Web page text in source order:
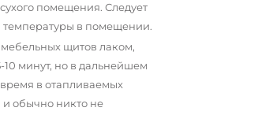
помещения. Следует
температуры в помещении.
щитов лаком,
минут, но в дальнейшем
в отапливаемых
и обычно никто не